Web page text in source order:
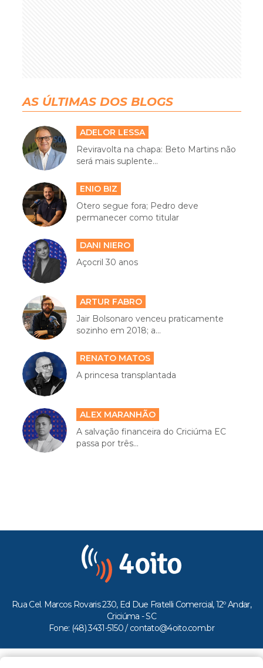
AS ÚLTIMAS DOS BLOGS
ADELOR LESSA
Reviravolta na chapa: Beto Martins não
será mais suplente...
ENIO BIZ
Otero segue fora; Pedro deve
permanecer como titular
DANI NIERO
Açocril 30 anos
ARTUR FABRO
Jair Bolsonaro venceu praticamente
sozinho em 2018; a...
RENATO MATOS
A princesa transplantada
ALEX MARANHÃO
A salvação financeira do Criciúma EC
passa por três...
Rua Cel. Marcos Rovaris 230, Ed Due Fratelli Comercial, 12º Andar,
Criciúma - SC
Fone: (48) 3431-5150 / contato@4oito.com.br